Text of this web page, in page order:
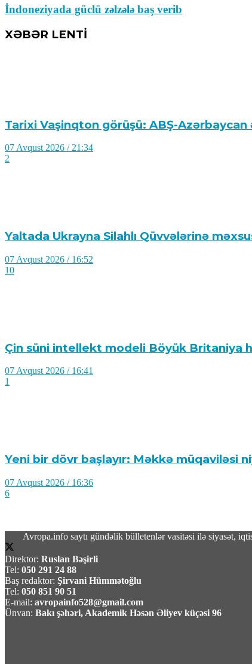
İndoneziyada güclü zəlzələ baş verib
XƏBƏR LENTİ
Tarixi Vaşinqton görüşü: ABŞ-
07 Avqust 2026 / 21:34
2
Yaltada Ukrayna Silahlı Qüvvələrinə
07 Avqust 2026 / 16:52
10
Çin süni intellekt modeli Böyük Britaniya
07 Avqust 2026 / 16:41
1
Yeni bir dövr başlayır: Məkkə müqaviləsi
07 Avqust 2026 / 16:36
6
Türkiyə, Səudiyyə Ərəbistanı və Pakistan
07 Avqust 2026 / 16:20
19
Avropa.info saytı gündəlik bülletenlər vasitəsi ilə siyasət,
Direktor: Ruslan Bəşirli
Tel: 050 291 24 88
Baş redaktor: Şirvani Hümmətoğlu
Tel: 050 851 90 51
E-mail: avropainfo528@gmail.com
Ünvan: Bakı şəhəri, Akademik Həsən Əliyev küçəsi 96